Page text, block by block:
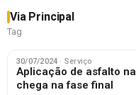
Via Principal
Tag
30/07/2024 · Serviço
Aplicação de asfalto
chega na fase final